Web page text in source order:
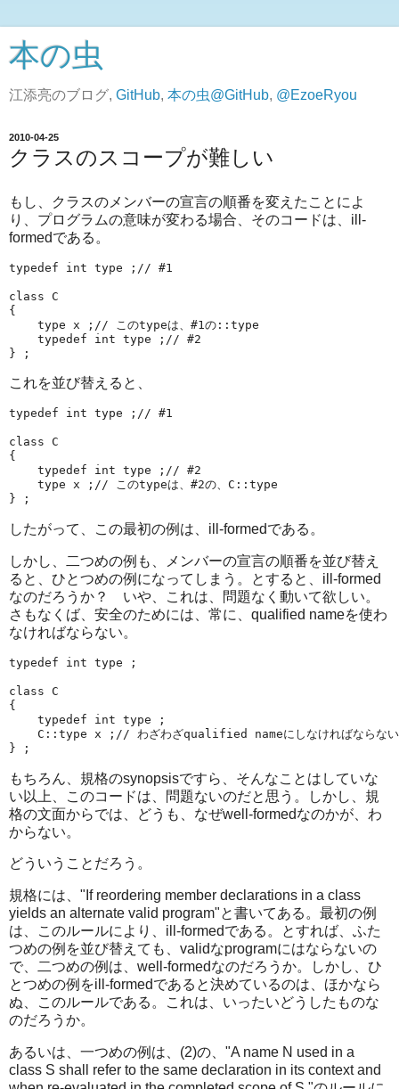
本の虫
江添亮のブログ, GitHub, 本の虫@GitHub, @EzoeRyou
2010-04-25
クラスのスコープが難しい
もし、クラスのメンバーの宣言の順番を変えたことによ
り、プログラムの意味が変わる場合、そのコードは、ill-
formedである。
typedef int type ;// #1
class C
{
    type x ;// このtypeは、#1の::type
    typedef int type ;// #2
これを並び替えると、
typedef int type ;// #1
class C
{
    typedef int type ;// #2
    type x ;// このtypeは、#2の、C::type
したがって、この最初の例は、ill-formedである。
しかし、二つめの例も、メンバーの宣言の順番を並び替え
ると、ひとつめの例になってしまう。とすると、ill-formed
なのだろうか？ いや、これは、問題なく動いて欲しい。
さもなくば、安全のためには、常に、qualified nameを使わ
なければならない。
typedef int type ;
class C
{
    typedef int type ;
C::type x ;// わざわざqualified nameにしなければならな
もちろん、規格のsynopsisですら、そんなことはしていな
い以上、このコードは、問題ないのだと思う。しかし、規
格の文面からでは、どうも、なぜwell-formedなのかが、わ
からない。
どういうことだろう。
規格には、"If reordering member declarations in a class
yields an alternate valid program"と書いてある。最初の例
は、このルールにより、ill-formedである。とすれば、ふた
つめの例を並び替えても、validなprogramにはならないの
で、二つめの例は、well-formedなのだろうか。しかし、ひ
とつめの例をill-formedであると決めているのは、ほかなら
ぬ、このルールである。これは、いったいどうしたものな
のだろうか。
あるいは、一つめの例は、(2)の、"A name N used in a
class S shall refer to the same declaration in its context and